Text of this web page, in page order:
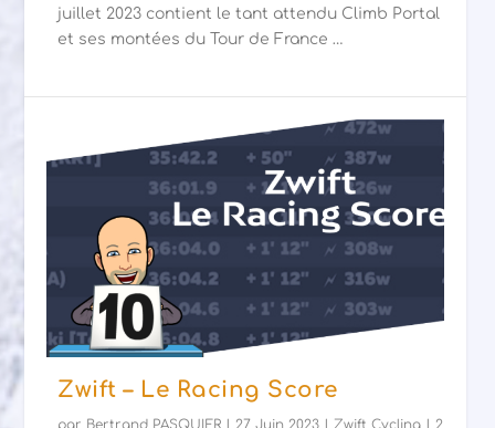
juillet 2023 contient le tant attendu Climb Portal
et ses montées du Tour de France …
Zwift – Le Racing Score
par Bertrand PASQUIER 27 Juin 2023 Zwift Cycling 2